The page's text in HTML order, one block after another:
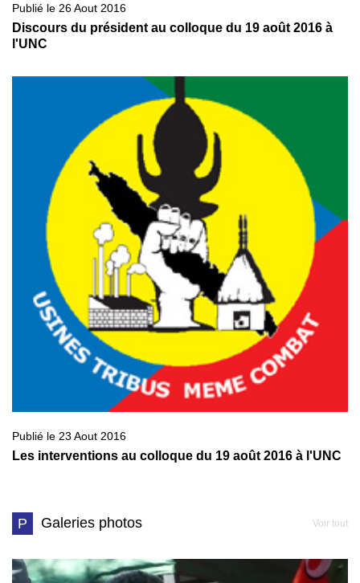
Publié le 26 Aout 2016
Discours du président au colloque du 19 août 2016 à
l'UNC
Publié le 23 Aout 2016
Les interventions au colloque du 19 août 2016 à l'UNC
P Galeries photos Voir tout